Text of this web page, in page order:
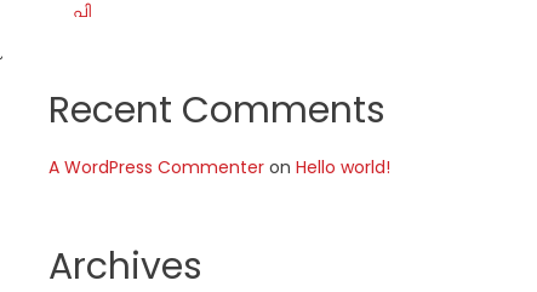
പി
Recent Comments
A WordPress Commenter onHello world!
Archives